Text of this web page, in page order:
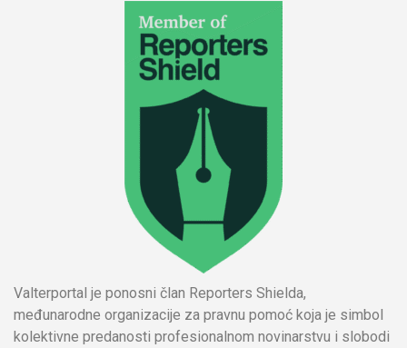
Valterportal je ponosni član Reporters Shielda,
međunarodne organizacije za pravnu pomoć koja je simbol
kolektivne predanosti profesionalnom novinarstvu i slobodi